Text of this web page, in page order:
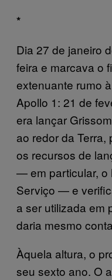
*
Dia 27 de janeiro
feira e marcava o
extenuante rumo
Apollo 1: 21 de
era lançar
ao redor da
os recursos de
— em particular, o
Serviço — e
a ser utilizada em
daria mesmo
Àquela altura, o
seu sexto ano. O